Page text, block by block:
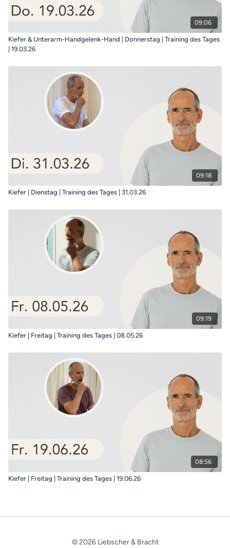
09:06
Kiefer & Unterarm-Handgelenk-Hand | Donnerstag | Training des Tages
| 19.03.26
09:18
Kiefer | Dienstag | Training des Tages | 31.03.26
09:19
Kiefer | Freitag | Training des Tages | 08.05.26
08:56
Kiefer | Freitag | Training des Tages | 19.06.26
© 2026 Liebscher & Bracht